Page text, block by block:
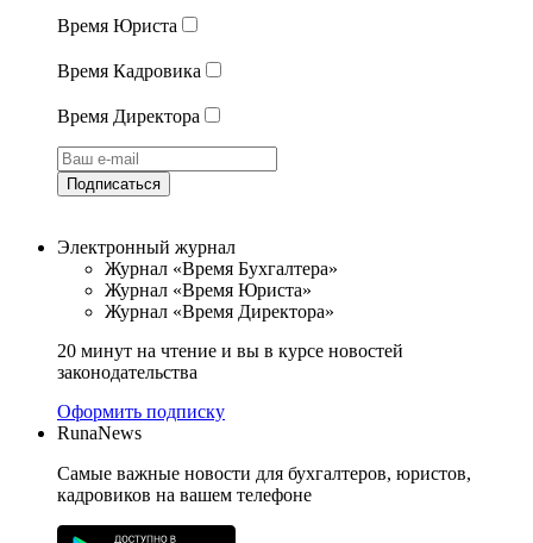
Время Юриста
Время Кадровика
Время Директора
Подписаться
Электронный журнал
Журнал «Время Бухгалтера»
Журнал «Время Юриста»
Журнал «Время Директора»
20 минут на чтение и вы в курсе новостей
законодательства
Оформить подписку
RunaNews
Самые важные новости для бухгалтеров, юристов,
кадровиков на вашем телефоне